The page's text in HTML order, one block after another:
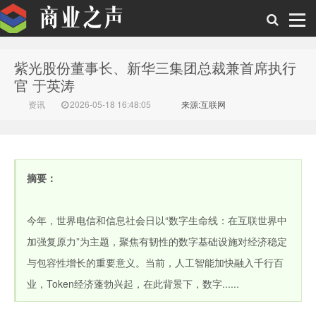
商业之声
紫光股份董事长、新华三集团总裁兼首席执行
官 于英涛
资讯 2026-05-18 16:48:05 来源:互联网
摘要：
今年，世界电信和信息社会日以“数字生命线：在互联世界中
加强复原力”为主题，聚焦有韧性的数字基础设施对经济稳定
与包容性增长的重要意义。当前，人工智能加快融入千行百
业，Token经济蓬勃兴起，在此背景下，数字......